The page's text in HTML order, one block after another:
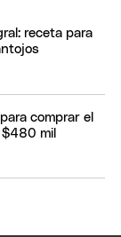
receta para
comprar el
mil